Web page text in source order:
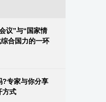
议”与“国家情
合国力的一环
?专家与你分享
方式